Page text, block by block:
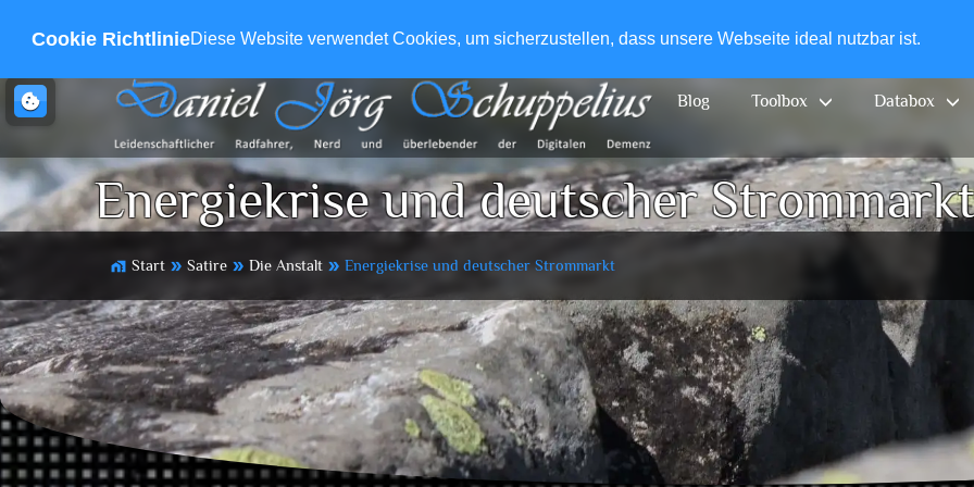
Cookie RichtlinieDiese Website verwendet Cookies, um sicherzustellen, dass unsere Webseite ideal nutzbar ist.
Blog Toolbox Databox
Energiekrise und deutscher Strommarkt
home_work Start double_arrow Satire double_arrow Die Anstalt double_arrow Energiekrise und deutscher Strommarkt
cookie